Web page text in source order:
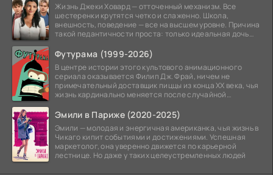
Жизнь Джеки Ховард — отточенный механизм. Все
шестеренки крутятся четко и слаженно. Школа,
внешность, поведение — все на высшем уровне. Причина
такой педантичности проста: только идеальная дочь
Футурама (1999-2026)
В центре истории этого культового анимационного
сериала оказывается Филип Дж. Фрай, ничем не
примечательный доставщик пиццы из конца XX века, чья
жизнь кардинально меняется после случайной
Эмили в Париже (2020-2025)
Эмили — молодая и энергичная американка, чья жизнь в
Чикаго кипит событиями и достижениями. Успешная
маркетолог, она уверенно движется по карьерной
лестнице. Но даже у таких целеустремленных людей